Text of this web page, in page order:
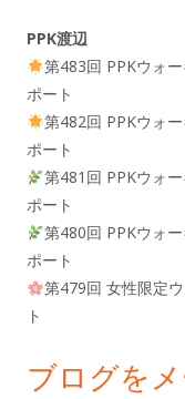
PPK渡辺
第483回 PPKウォ
ポート
第482回 PPKウォ
ポート
第481回 PPKウォ
ポート
第480回 PPKウォ
ポート
第479回 女性限定
ト
ブログを